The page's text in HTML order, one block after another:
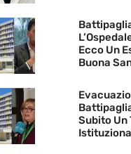
Ecco Un
Buona
Subito Un